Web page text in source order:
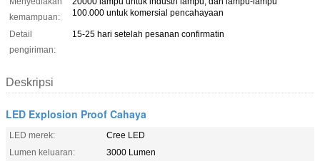
kemampuan:
100.000 untuk komersial pencahayaan
Detail
pengiriman:
15-25 hari setelah pesanan confirmatin
Deskripsi
LED Explosion Proof Cahaya
LED merek:
Cree LED
Lumen keluaran:
3000 Lumen